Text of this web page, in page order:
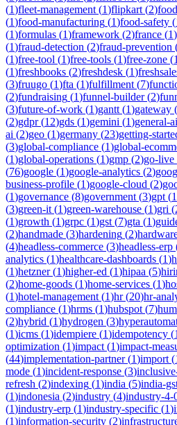
(1)fleet-management (1)flipkart (2)
(1)food-manufacturing (1)food-safety (
(1)formulas (1)framework (2)france (1)
(1)fraud-detection (2)fraud-prevention
(1)free-tool (1)free-tools (1)free-zone (1
(1)freshbooks (2)freshdesk (1)
(3)fruugo (1)fta (1)fulfillment (7)
(2)fundraising (1)funnel-builder(2)
(3)future-of-work (1)gantt (1)gateway (
(2)gdpr(12)gds (1)gemini (1)general-ai
ai (2)geo (1)germany (23)getting-
(3)global-compliance (1)global-
(1)global-operations (1)gmp (2)go-live
(76)google (1)google-analytics (2)
business-profile (1)google-cloud (2)
(1)governance (8)government (3)gpt (1
(3)green-it (1)green-warehouse (1)gri (
(1)growth (1)grpc (1)gst (7)gta (1)
(2)handmade (3)hardening (2)
(4)headless-commerce (3)headless-erp
analytics (1)healthcare-dashboards (1)
(1)hetzner(1)higher-ed (1)hipaa (5)
(2)home-goods (1)home-services (1)
(1)hotel-management (1)hr(20)hr-
compliance (1)hrms (1)hubspot (7)
(2)hybrid (1)hydrogen (3)
(1)icms (1)idempiere (1)idempotency (1
optimization (1)impact (1)impact-
(44)implementation-partner(1)import (
mode (1)incident-response (3)
refresh (2)indexing (1)india (5)india-
(1)indonesia (2)industry (4)industry-4-
(1)industry-erp (1)industry-specific (1)
(1)information-security (2)